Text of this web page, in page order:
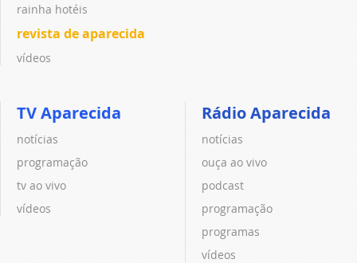
rainha hotéis
revista de aparecida
vídeos
TV Aparecida
notícias
programação
tv ao vivo
vídeos
Rádio Aparecida
notícias
ouça ao vivo
podcast
programação
programas
vídeos